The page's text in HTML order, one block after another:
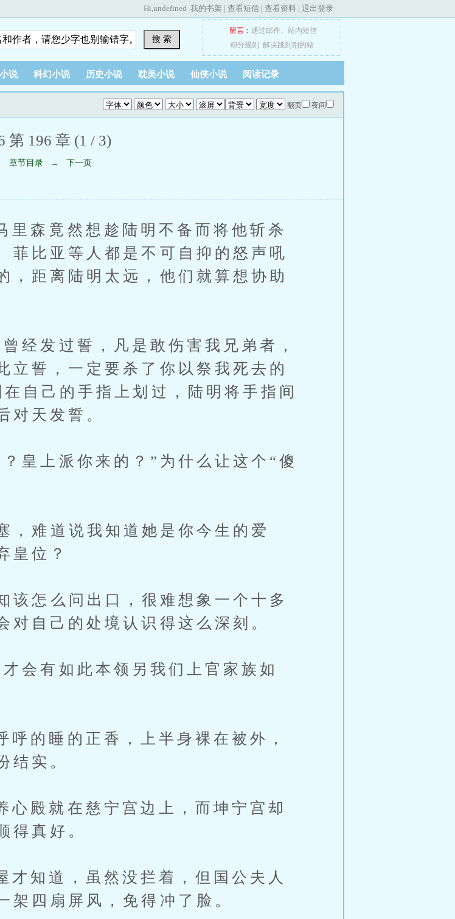
Hi,undefined 我的书架 | 查看短信 | 查看资料 | 退出登录
搜 索
留言： 通过邮件、 站内短信
积分规则
解决跳到别的站
说 科幻小说 历史小说 耽美小说 仙侠小说 阅读记录
翻页 夜间
第 196 章 (1 / 3)
章节目录 → 下一页
竟然想趁陆明不备而将他斩杀
菲比亚等人都是不可自抑的怒声吼
，距离陆明太远，他们就算想协助
发过誓，凡是敢伤害我兄弟者，
立誓，一定要杀了你以祭我死去的
自己的手指上划过，陆明将手指间
对天发誓。
上派你来的？”为什么让这个“傻
道说我知道她是你今生的爱
皇位？
么问出口，很难想象一个十多
对自己的处境认识得这么深刻。
有如此本领另我们上官家族如
睡的正香，上半身裸在被外，
结实。
就在慈宁宫边上，而坤宁宫却
得真好。
道，虽然没拦着，但国公夫人
架四扇屏风，免得冲了脸。